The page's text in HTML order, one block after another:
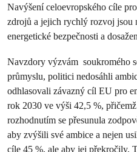
Navýšení celoevropského cíle
zdrojů a jejich rychlý rozvoj jsou
energetické bezpečnosti a
Navzdory výzvám soukromého
průmyslu, politici nedosáhli
odhlasovali závazný cíl EU pro
rok 2030 ve výši 42,5 %,
rozhodnutím se přesunula
aby zvýšili své ambice a nejen
cíle 45 %, ale aby jej překročily.